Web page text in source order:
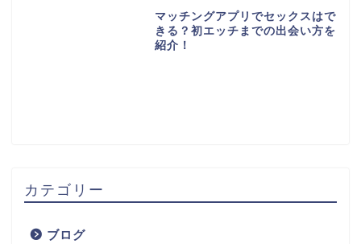
マッチングアプリでセックスはで
きる？初エッチまでの出会い方を
紹介！
カテゴリー
ブログ